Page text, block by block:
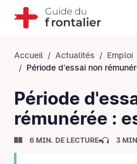
Accueil Actualités
Emploi
Période d'essai non rémunérée : est-ce
Période
rémunérée :
6 MIN. DE LECTURE 3